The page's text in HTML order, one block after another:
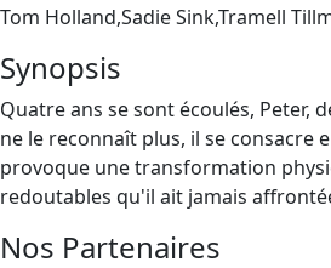
Tom Holland,Sadie Sink,Tramell
Synopsis
Quatre ans se sont écoulés, Peter,
ne le reconnaît plus, il se consacre
provoque une transformation
redoutables qu'il ait jamais
Nos Partenaires